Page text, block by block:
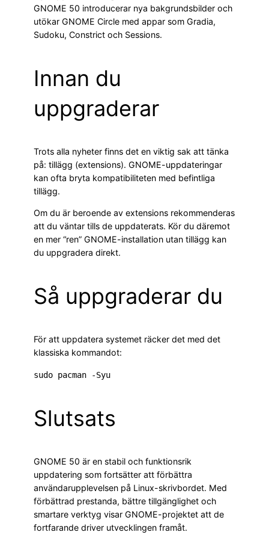
GNOME 50 introducerar nya bakgrundsbilder och
utökar GNOME Circle med appar som Gradia,
Sudoku, Constrict och Sessions.
Innan du
uppgraderar
Trots alla nyheter finns det en viktig sak att tänka
på: tillägg (extensions). GNOME-uppdateringar
kan ofta bryta kompatibiliteten med befintliga
tillägg.
Om du är beroende av extensions rekommenderas
att du väntar tills de uppdaterats. Kör du däremot
en mer “ren” GNOME-installation utan tillägg kan
du uppgradera direkt.
Så uppgraderar du
För att uppdatera systemet räcker det med det
klassiska kommandot:
Slutsats
GNOME 50 är en stabil och funktionsrik
uppdatering som fortsätter att förbättra
användarupplevelsen på Linux-skrivbordet. Med
förbättrad prestanda, bättre tillgänglighet och
smartare verktyg visar GNOME-projektet att de
fortfarande driver utvecklingen framåt.